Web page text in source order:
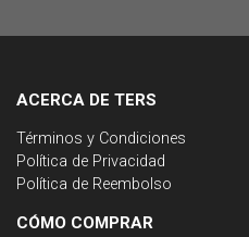
ACERCA DE TERS
Términos y Condiciones
Política de Privacidad
Política de Reembolso
CÓMO COMPRAR